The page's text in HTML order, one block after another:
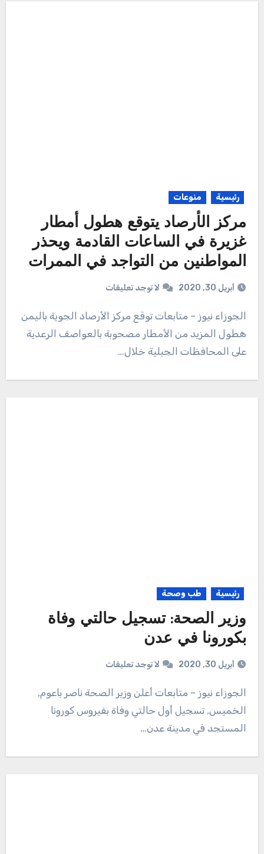
رئيسية منوعات
مركز الأرصاد يتوقع هطول أمطار
غزيرة في الساعات القادمة ويحذر
المواطنين من التواجد في الممرات
أبريل 30, 2020 لا توجد تعليقات
هطول المزيد من الأمطار مصحوبة بالعواصف الرعدية
على المحافظات الجبلية خلال…
رئيسية طب وصحة
وزير الصحة: تسجيل حالتي وفاة
بكورونا في عدن
أبريل 30, 2020 لا توجد تعليقات
الجوزاء نيوز – متابعات أعلن وزير الصحة ناصر باعوم,
الخميس, تسجيل أول حالتي وفاة بفيروس كورونا
المستجد في مدينة عدن…